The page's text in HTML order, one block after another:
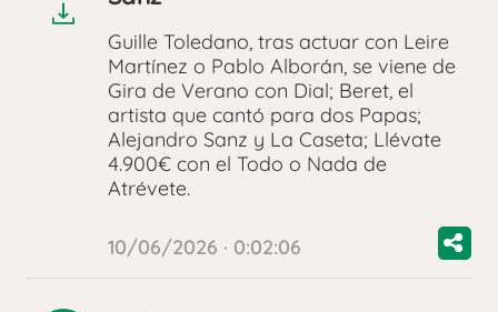
Guille Toledano, tras actuar con Leire
Martínez o Pablo Alborán, se viene de
Gira de Verano con Dial; Beret, el
artista que cantó para dos Papas;
Alejandro Sanz y La Caseta; Llévate
4.900€ con el Todo o Nada de
Atrévete.
10/06/2026 · 0:02:06